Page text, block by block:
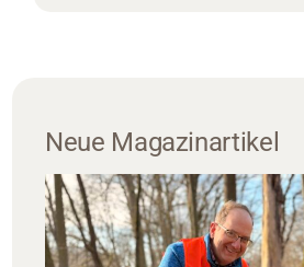
Neue Magazinartikel